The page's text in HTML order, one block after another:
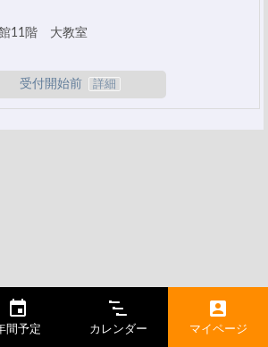
11階 大教室
受付開始前
間予定 カレンダー マイページ